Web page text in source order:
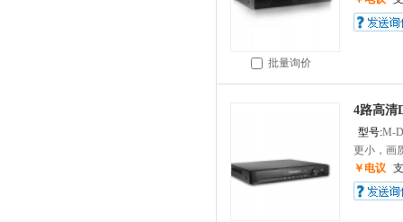
批量询价
4路高清
型号:M-
更小，画
￥电议